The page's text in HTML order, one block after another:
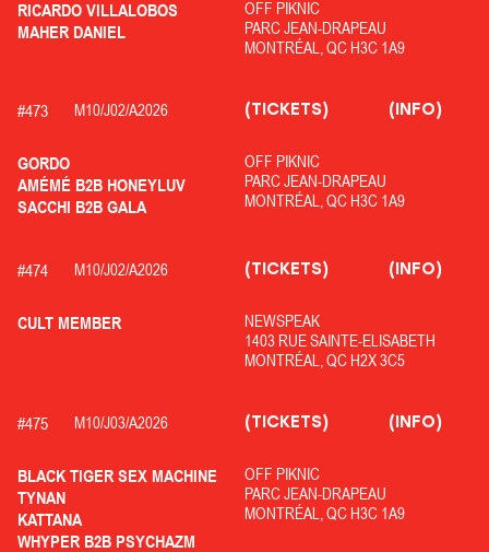
RICARDO VILLALOBOS
MAHER DANIEL
OFF PIKNIC
PARC JEAN-DRAPEAU
MONTRÉAL, QC H3C 1A9
#473 M10/J02/A2026
GORDO
AMÉMÉ B2B HONEYLUV
SACCHI B2B GALA
OFF PIKNIC
PARC JEAN-DRAPEAU
MONTRÉAL, QC H3C 1A9
(TICKETS) (INFO)
#474 M10/J02/A2026
CULT MEMBER
NEWSPEAK
1403 RUE SAINTE-ELISABETH
MONTRÉAL, QC H2X 3C5
(TICKETS) (INFO)
#475 M10/J03/A2026
BLACK TIGER SEX MACHINE
TYNAN
KATTANA
WHYPER B2B PSYCHAZM
OFF PIKNIC
PARC JEAN-DRAPEAU
MONTRÉAL, QC H3C 1A9
(TICKETS) (INFO)